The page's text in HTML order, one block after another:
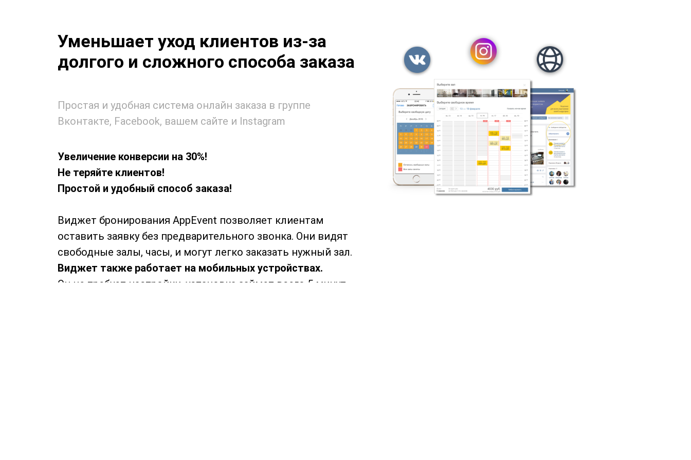
Уменьшает уход клиентов из-за
долгого и сложного способа заказа
Простая и удобная система онлайн заказа в группе
Вконтакте, Facebook, вашем сайте и Instagram
Увеличение конверсии на 30%!
Не теряйте клиентов!
Простой и удобный способ заказа!
Виджет бронирования AppEvent позволяет клиентам
оставить заявку без предварительного звонка. Они видят
свободные залы, часы, и могут легко заказать нужный зал.
Виджет также работает на мобильных устройствах.
Он не требует настройки, установка займет всего 5 минут.